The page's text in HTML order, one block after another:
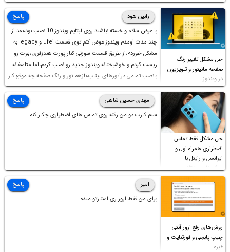
حل مشکل تغییر رنگ
صفحه مانیتور و تلویزیون
در ویندوز
رابین هود
با عرض سلام و خسته نباشید روی لپتاپم ویندوز 10 نصب بود،بعد از
چند مدت اومدم ویندوز عوض کنم توی قسمت ufei و legacy به
مشکل خوردم،از طریق قسمت سوزنی کنار پورت هندزفری ،بوت رو
ریست کردم و خوشبختانه ویندوز جدید رو نصب کردم،اما متاسفانه
بانصب تمامی درایورهای لپتاپ،بازهم نور و رنگ صفحه چه موقع کار
چه موقع پخش فیلم مثل سابق نیست(نور زیاده و بی کیفیت)،با
ابدیت کردن کارت گرافیک،کالیبره کردن و غیره هم نور و رنگ درست
نشد (انگار تصویر ماته)، خواهشمند است راهنمایی فرمایید باتشکر
پاسخ
حل مشکل فقط تماس
اضطراری همراه اول و
ایرانسل و رایتل با
روش‌های مختلف
مهدی حسین شاهی
سیم کارت دو من رفته روی تماس های اضطراری چکار کنم
پاسخ
روش‌های رفع ارور آنتی
چیپ پابجی و فورتنایت و
غیره
امیر
برای من فقط ارور ری استارتو میده
پاسخ